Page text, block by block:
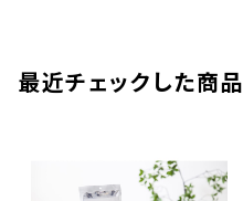
最近チェックした商品